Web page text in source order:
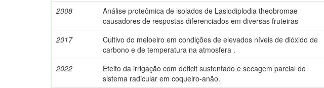
2008
Análise proteômica de isolados de Lasiodiplodia theobromae
causadores de respostas diferenciados em diversas fruteiras
2017
Cultivo do meloeiro em condições de elevados níveis de dióxido de
carbono e de temperatura na atmosfera .
2022
Efeito da irrigação com déficit sustentado e secagem parcial do
sistema radicular em coqueiro-anão.